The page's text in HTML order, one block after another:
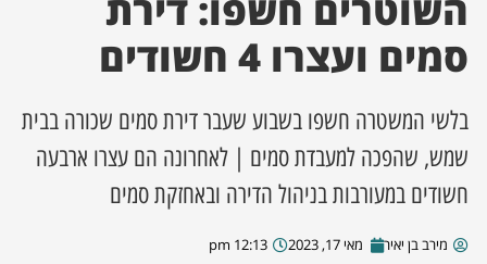
מסע מלחמה
השבוע
סמים ועצרו 4 חשודים
בלשי המשטרה חשפו בשבוע שעבר דירת סמים שכורה בבית
שמש, שהפכה למעבדת סמים | לאחרונה הם עצרו ארבעה
חשודים במעורבות בניהול הדירה ובאחזקת סמים
מירב בן יאיר מאי 17, 2023 12:13 pm